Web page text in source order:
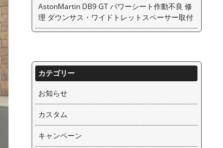
AstonMartin DB9 GT パワーシート作動不良 修
理 ダウンサス・ワイドトレットスペーサー取付
カテゴリー
お知らせ
カスタム
キャンペーン